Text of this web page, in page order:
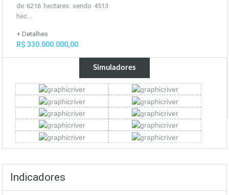
de 6216 hectares: sendo 4513
hec...
+ Detalhes
R$ 330.000.000,00
Simuladores
Indicadores